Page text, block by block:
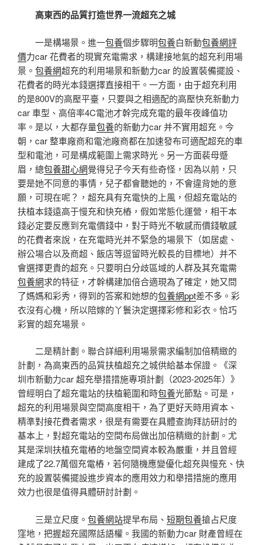
高東西的品質打造世界一流超充之城
一是構場景。進一包養個步驟明包養白新動包養網評
價力car 花費者的現實充電需求，構建接地氣的超充利用場
景。 包養網超充的利用場景和新動力car 的設置裝備擺設、
花費者的時光本錢選擇直接相干。一方面，由于超充利用
的是800V的高壓平臺，只要與之相適配的高壓快充新動力
car 車型、高倍率4C電池才幹完成充電的最年夜峰值功
率。是以，大都存量包養的新動力car 并不實用超充。今
朝，car 整車廠商和電池廠商都在加速發布可適配超充的車
型和電池，可是構成範圍上需求時光。另一方面裴母蹙
眉，總包養甜心網覺得兒子今天有些奇怪，因為以前，只
要是她不同意的事情，兒子都會聽她的，不會違背她的意
願，可現在呢？，超充具有充電快的上風，但超充電站的
扶植本錢遠高于慢充和快充樁，假如常態化運營，相干本
錢必定要反應到充電價錢中，對于時光不敏感而價錢敏感
的花費者來說，在充電時光并不緊急的場景下（如居處、
辦公場合以及商超、飯店等逗留時光較長的目標地）并不
會選擇更貴的超充。只要明白分歧區域的人群及其充電需
包養網求的特征，才幹構建加倍合適現為了確定，她又問
了媽媽和彩秀，得到的答案和她想的包養網ppt差不多。彩
衣沒有心機，所以陪嫁的丫鬟決定選擇彩修和彩衣。恰巧
彩實的超充場景。
二是精計劃。聯合詳細利用場景需求編制加倍精緻的
計劃，為高東西的品質扶植超充之城供給基本保證。《深
圳市新動力car 超充舉措措施專項計劃（2023-2025年）》
曾經明白了超充電站的扶植範圍和時包養光節點。可是，
超充的利用場景與空間高度相干，為了更好天時用資本、
精準對接花費者需求，很是有需要在具體查詢拜訪研討的
基本上，對超充電站的空間布局做出加倍精緻的計劃。尤
其是深圳扶植充電樁的地盤空間資本較為嚴重，并且曾經
建成了22.7萬個充電樁，若何隨機應變優化超充與慢充、快
充的設置裝備擺設進步資本的應用效力和舉措措施的應用
效力也很是值得具體研討計劃。
三是立尺度。 包養網站提早布局、 短期包養搶占尺度
窪地，把握超充國際話語權。我國的新動力car 財產曾經在